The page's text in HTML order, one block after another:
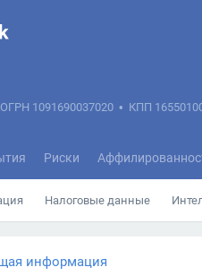
ОГРН 1091690037020 • КПП
Риски
Налоговые данные
информация